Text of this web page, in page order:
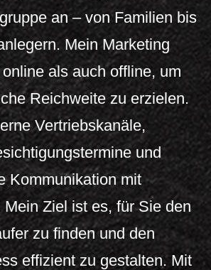
an – von Familien bis
Mein Marketing
als auch offline, um
Reichweite zu erzielen.
Vertriebskanäle,
und
Kommunikation mit
Mein Ziel ist es, für Sie den
zu finden und den
effizient zu gestalten. Mit